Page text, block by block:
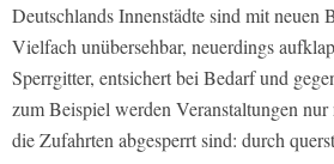
Deutschlands Innenstädte sind mit neuen
Vielfach unübersehbar, neuerdings
Sperrgitter, entsichert bei Bedarf und
zum Beispiel werden Veranstaltungen
die Zufahrten abgesperrt sind: durch